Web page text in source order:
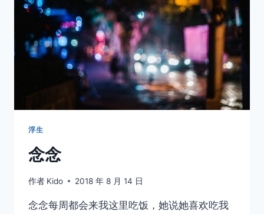
浮生
念念
作者 Kido 2018 年 8 月 14 日
念念每周都会来我这里吃饭，她说她喜欢吃我